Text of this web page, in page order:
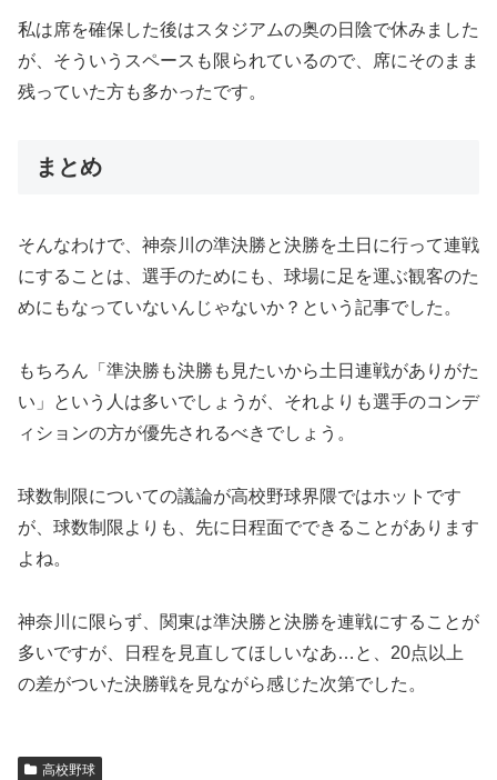
私は席を確保した後はスタジアムの奥の日陰で休みました
が、そういうスペースも限られているので、席にそのまま
残っていた方も多かったです。
まとめ
そんなわけで、神奈川の準決勝と決勝を土日に行って連戦
にすることは、選手のためにも、球場に足を運ぶ観客のた
めにもなっていないんじゃないか？という記事でした。
もちろん「準決勝も決勝も見たいから土日連戦がありがた
い」という人は多いでしょうが、それよりも選手のコンデ
ィションの方が優先されるべきでしょう。
球数制限についての議論が高校野球界隈ではホットです
が、球数制限よりも、先に日程面でできることがあります
よね。
神奈川に限らず、関東は準決勝と決勝を連戦にすることが
多いですが、日程を見直してほしいなあ…と、20点以上
の差がついた決勝戦を見ながら感じた次第でした。
高校野球